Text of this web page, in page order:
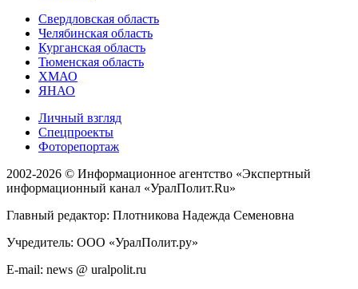
Свердловская область
Челябинская область
Курганская область
Тюменская область
ХМАО
ЯНАО
Личный взгляд
Спецпроекты
Фоторепортаж
2002-2026 © Информационное агентство «Экспертный
информационный канал «УралПолит.Ru»
Главный редактор: Плотникова Надежда Семеновна
Учредитель: ООО «УралПолит.ру»
E-mail: news @ uralpolit.ru